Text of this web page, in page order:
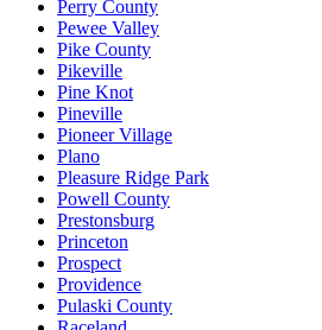
Perry County
Pewee Valley
Pike County
Pikeville
Pine Knot
Pineville
Pioneer Village
Plano
Pleasure Ridge Park
Powell County
Prestonsburg
Princeton
Prospect
Providence
Pulaski County